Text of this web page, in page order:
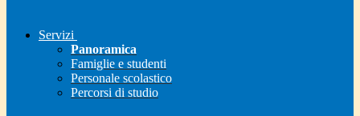
Servizi
Panoramica
Famiglie e studenti
Personale scolastico
Percorsi di studio